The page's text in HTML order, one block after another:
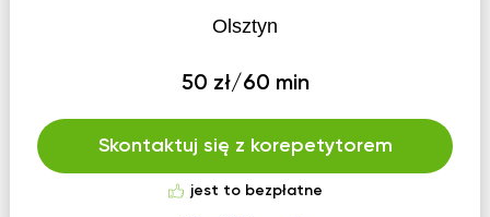
Olsztyn
50 zł/60 min
Skontaktuj się z korepetytorem
jest to bezpłatne